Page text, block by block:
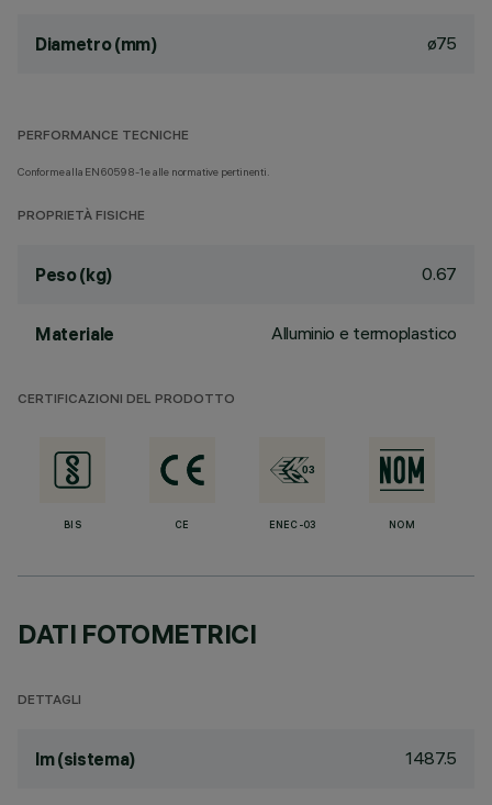
Diametro (mm) ø75
PERFORMANCE TECNICHE
Conforme alla EN60598-1 e alle normative pertinenti.
PROPRIETÀ FISICHE
Peso (kg) 0.67
Materiale Alluminio e termoplastico
CERTIFICAZIONI DEL PRODOTTO
BIS CE ENEC-03 NOM
DATI FOTOMETRICI
DETTAGLI
lm (sistema) 1487.5